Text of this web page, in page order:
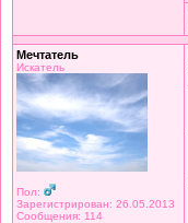
Мечтатель
Искатель
Пол:
Зарегистрирован: 26.05.2013
Сообщения: 114